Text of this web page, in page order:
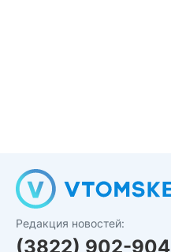
Редакция новостей:
(3822) 902-904